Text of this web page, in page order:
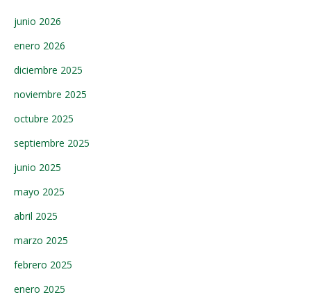
junio 2026
enero 2026
diciembre 2025
noviembre 2025
octubre 2025
septiembre 2025
junio 2025
mayo 2025
abril 2025
marzo 2025
febrero 2025
enero 2025